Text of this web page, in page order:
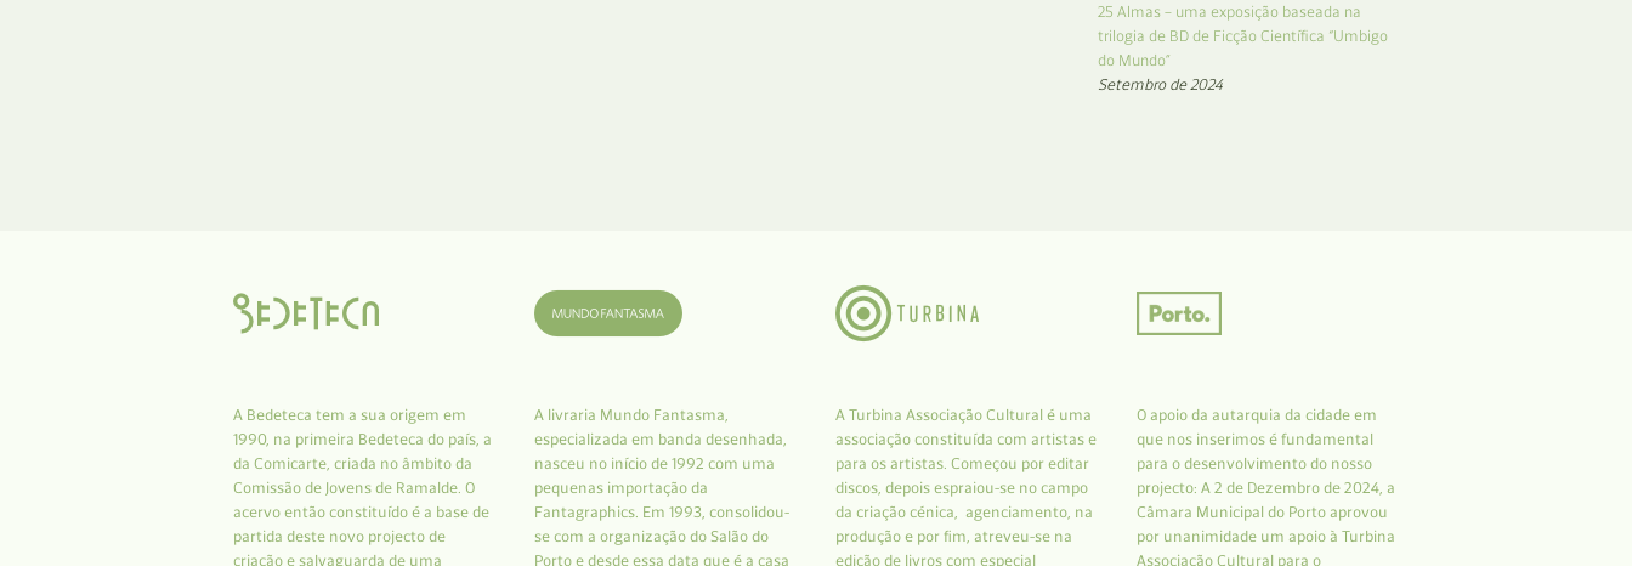
25 Almas – uma exposição baseada na
trilogia de BD de Ficção Científica “Umbigo
do Mundo”
Setembro de 2024
A Bedeteca tem a sua origem em
1990, na primeira Bedeteca do país, a
da Comicarte, criada no âmbito da
Comissão de Jovens de Ramalde. O
acervo então constituído é a base de
partida deste novo projecto de
criação e salvaguarda de uma
A livraria Mundo Fantasma,
especializada em banda desenhada,
nasceu no início de 1992 com uma
pequenas importação da
Fantagraphics. Em 1993, consolidou-
se com a organização do Salão do
Porto e desde essa data que é a casa
A Turbina Associação Cultural é uma
associação constituída com artistas e
para os artistas. Começou por editar
discos, depois espraiou-se no campo
da criação cénica, agenciamento, na
produção e por fim, atreveu-se na
edição de livros com especial
O apoio da autarquia da cidade em
que nos inserimos é fundamental
para o desenvolvimento do nosso
projecto: A 2 de Dezembro de 2024, a
Câmara Municipal do Porto aprovou
por unanimidade um apoio à Turbina
Associação Cultural para o